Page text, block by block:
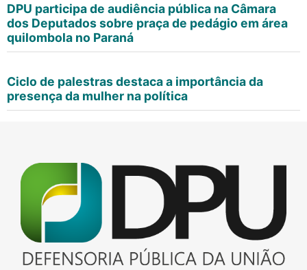
DPU participa de audiência pública na Câmara
dos Deputados sobre praça de pedágio em área
quilombola no Paraná
Ciclo de palestras destaca a importância da
presença da mulher na política